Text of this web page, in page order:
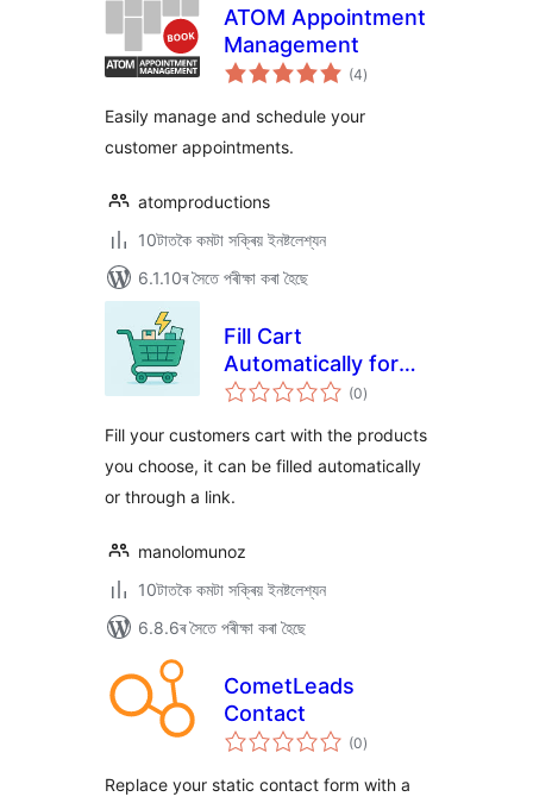
ATOM Appointment
Management
(4টা
মুঠ)
Easily manage and schedule your
customer appointments.
atomproductions
10টাতকৈ কমটা সক্ৰিয় ইনষ্টলেশ্যন
6.1.10ৰ সৈতে পৰীক্ষা কৰা হৈছে
Fill Cart
Automatically for
WooCommerce
(0টা
মুঠ)
Fill your customers cart with the products
you choose, it can be filled automatically
or through a link.
manolomunoz
10টাতকৈ কমটা সক্ৰিয় ইনষ্টলেশ্যন
6.8.6ৰ সৈতে পৰীক্ষা কৰা হৈছে
CometLeads
Contact
(0টা
মুঠ)
Replace your static contact form with a